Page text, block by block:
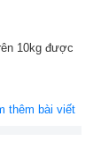
10kg được
thêm bài viết